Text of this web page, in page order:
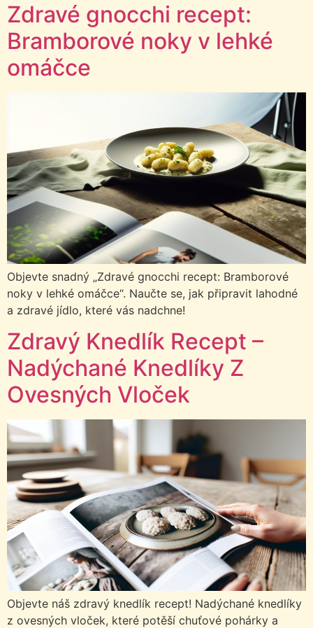
Zdravé gnocchi recept:
Bramborové noky v lehké
omáčce
Objevte snadný „Zdravé gnocchi recept: Bramborové
noky v lehké omáčce“. Naučte se, jak připravit lahodné
a zdravé jídlo, které vás nadchne!
Zdravý Knedlík Recept –
Nadýchané Knedlíky Z
Ovesných Vloček
Objevte náš zdravý knedlík recept! Nadýchané knedlíky
z ovesných vloček, které potěší chuťové pohárky a